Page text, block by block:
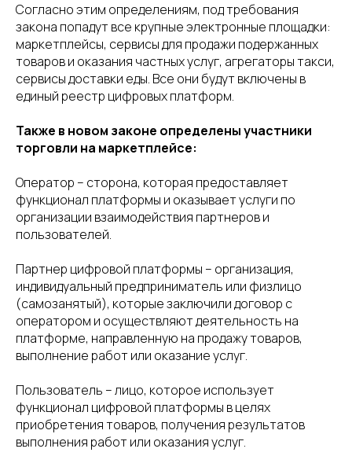
Согласно этим определениям, под требования
закона попадут все крупные электронные площадки:
маркетплейсы, сервисы для продажи подержанных
товаров и оказания частных услуг, агрегаторы такси,
сервисы доставки еды. Все они будут включены в
единый реестр цифровых платформ.
Также в новом законе определены участники
торговли на маркетплейсе:
Оператор – сторона, которая предоставляет
функционал платформы и оказывает услуги по
организации взаимодействия партнеров и
пользователей.
Партнер цифровой платформы – организация,
индивидуальный предприниматель или физлицо
(самозанятый), которые заключили договор с
оператором и осуществляют деятельность на
платформе, направленную на продажу товаров,
выполнение работ или оказание услуг.
Пользователь – лицо, которое использует
функционал цифровой платформы в целях
приобретения товаров, получения результатов
выполнения работ или оказания услуг.